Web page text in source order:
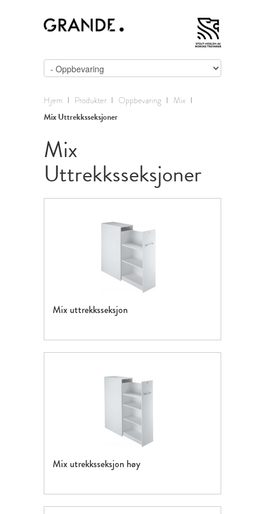
Hjem Produkter Oppbevaring Mix
Mix Uttrekksseksjoner
Mix
Uttrekksseksjoner
Mix uttrekksseksjon
Mix utrekksseksjon høy